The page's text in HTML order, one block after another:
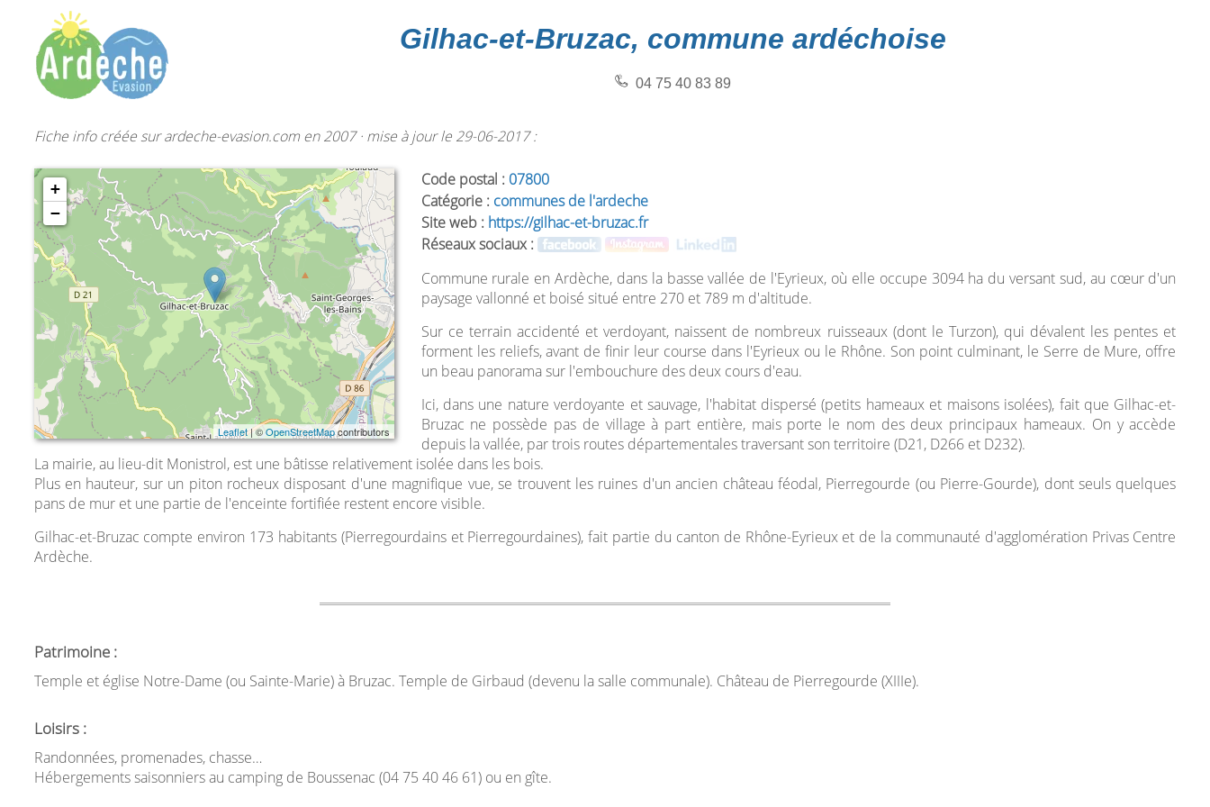
Gilhac-et-Bruzac, commune ardéchoise
04 75 40 83 89
Fiche info créée sur ardeche-evasion.com en 2007 · mise à jour le 29-06-2017 :
+
−
Leaflet| ©OpenStreetMapcontributors
Code postal : 07800
Catégorie : communes de l'ardeche
Site web : https://gilhac-et-bruzac.fr
Réseaux sociaux :
Commune rurale en Ardèche, dans la basse vallée de l'Eyrieux, où elle occupe 3094 ha du versant sud, au cœur d'un
paysage vallonné et boisé situé entre 270 et 789 m d'altitude.
Sur ce terrain accidenté et verdoyant, naissent de nombreux ruisseaux (dont le Turzon), qui dévalent les pentes et
forment les reliefs, avant de finir leur course dans l'Eyrieux ou le Rhône. Son point culminant, le Serre de Mure, offre
un beau panorama sur l'embouchure des deux cours d'eau.
Ici, dans une nature verdoyante et sauvage, l'habitat dispersé (petits hameaux et maisons isolées), fait que Gilhac-et-
Bruzac ne possède pas de village à part entière, mais porte le nom des deux principaux hameaux. On y accède
depuis la vallée, par trois routes départementales traversant son territoire (D21, D266 et D232).
La mairie, au lieu-dit Monistrol, est une bâtisse relativement isolée dans les bois.
Plus en hauteur, sur un piton rocheux disposant d'une magnifique vue, se trouvent les ruines d'un ancien château féodal, Pierregourde (ou Pierre-Gourde), dont seuls quelques
pans de mur et une partie de l'enceinte fortifiée restent encore visible.
Gilhac-et-Bruzac compte environ 173 habitants (Pierregourdains et Pierregourdaines), fait partie du canton de Rhône-Eyrieux et de la communauté d'agglomération Privas Centre
Ardèche.
Patrimoine :
Temple et église Notre-Dame (ou Sainte-Marie) à Bruzac. Temple de Girbaud (devenu la salle communale). Château de Pierregourde (XIIIe).
Loisirs :
Randonnées, promenades, chasse…
Hébergements saisonniers au camping de Boussenac (04 75 40 46 61) ou en gîte.